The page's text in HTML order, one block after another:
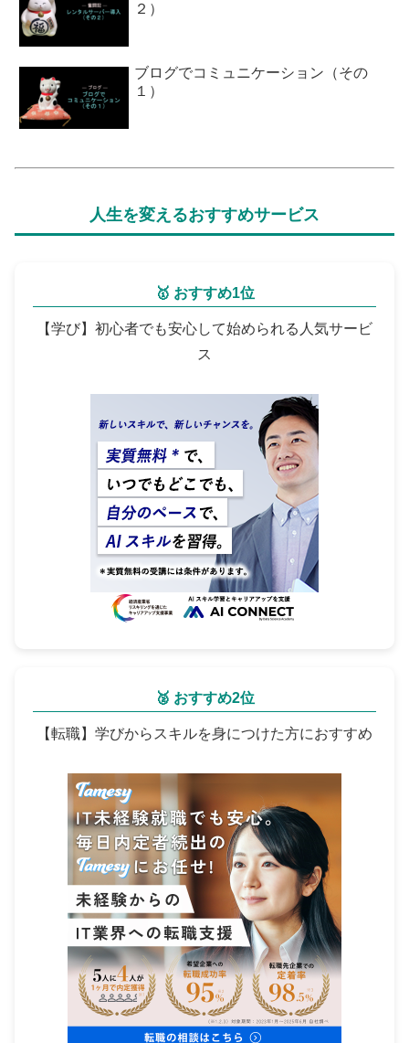
２）
ブログでコミュニケーション（その
１）
人生を変えるおすすめサービス
🥇 おすすめ1位
【学び】初心者でも安心して始められる人気サービ
ス
🥈 おすすめ2位
【転職】学びからスキルを身につけた方におすすめ